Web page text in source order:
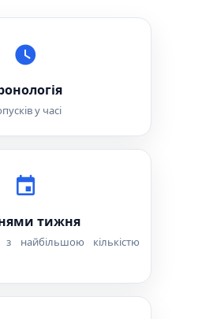
у часі
тижня
найбільшою кількістю